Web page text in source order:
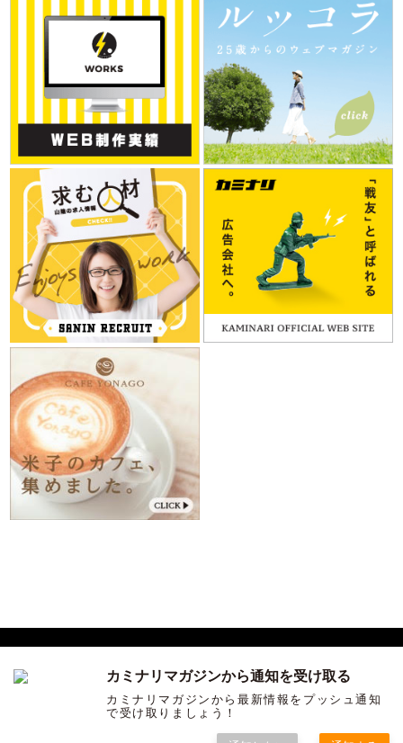
サンインカルチャーを発信する ウェブマガジン「カミナリ」
カミナリマガジンから通知を受け取る
カミナリマガジンから最新情報をプッシュ通知
で受け取りましょう！